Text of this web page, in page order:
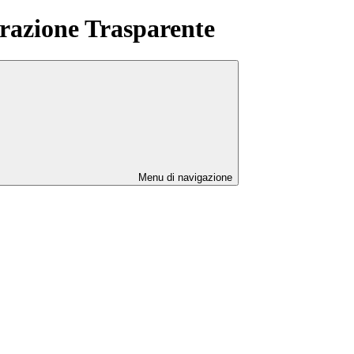
Trasparente
Menu di navigazione